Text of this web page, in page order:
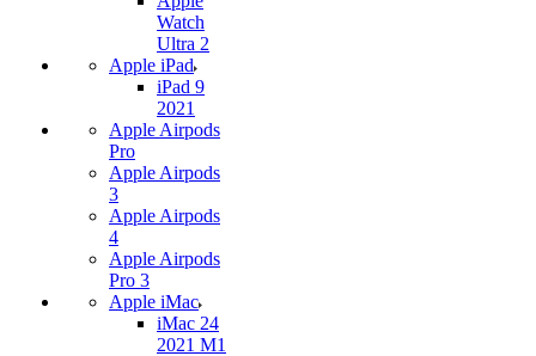
Watch
Ultra 2
Apple iPad
iPad 9
2021
Apple Airpods
Pro
Apple Airpods
3
Apple Airpods
4
Apple Airpods
Pro 3
Apple iMac
iMac 24
2021 M1